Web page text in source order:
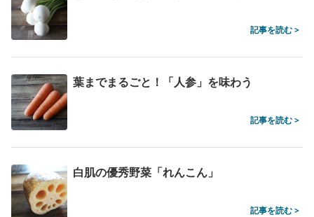
記事を読む >
葉までまるごと！「人参」を味わう
記事を読む >
白肌の優秀野菜「れんこん」
記事を読む >